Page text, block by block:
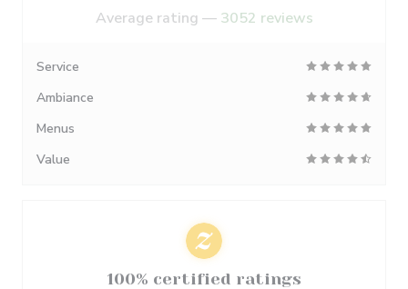
Average rating — 3052 reviews
Service
Ambiance
Menus
Value
100% certified ratings